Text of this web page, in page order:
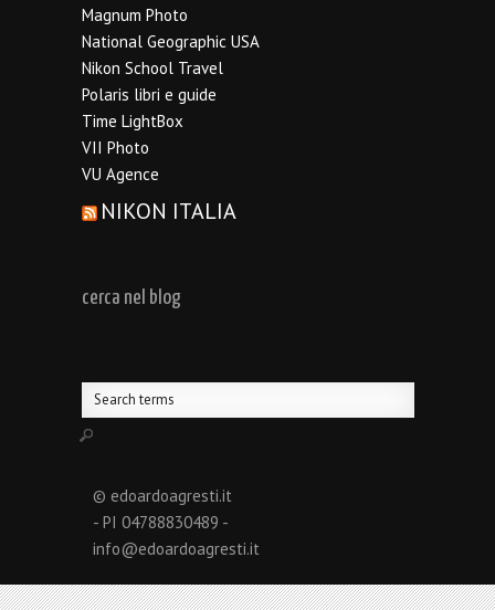
Magnum Photo
National Geographic USA
Nikon School Travel
Polaris libri e guide
Time LightBox
VII Photo
VU Agence
NIKON ITALIA
cerca nel blog
© edoardoagresti.it
- PI 04788830489 -
info@edoardoagresti.it